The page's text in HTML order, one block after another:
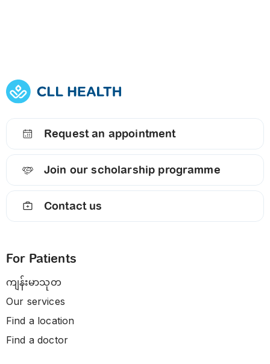
Request an appointment
Join our scholarship programme
Contact us
For Patients
ကျန်းမာသုတ
Our services
Find a location
Find a doctor